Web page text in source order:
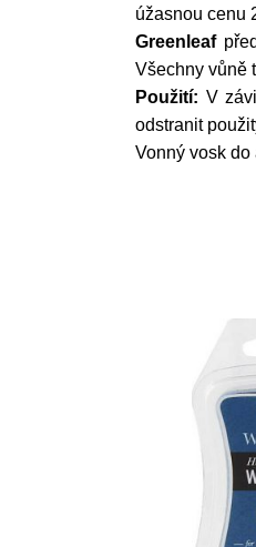
úžasnou cenu
Greenleaf
Všechny vůně
Použití: V
odstranit
Vonný vosk